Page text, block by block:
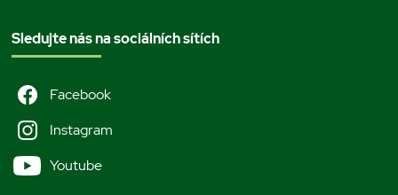
Sledujte nás na sociálních sítích
Facebook
Instagram
Youtube